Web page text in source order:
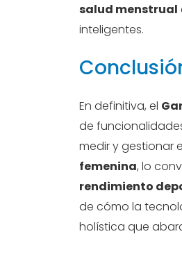
salud menstrual
inteligentes.
En definitiva, el
de
medir y gestionar
femenina, lo
rendimiento
de cómo la
holística que